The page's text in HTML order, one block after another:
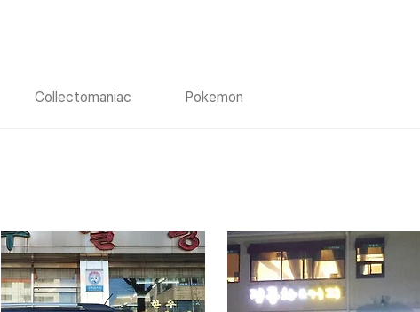
Collectomaniac Pokemon